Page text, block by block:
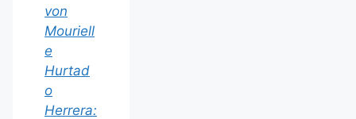
von
Mouriell
e
Hurtad
o
Herrera: